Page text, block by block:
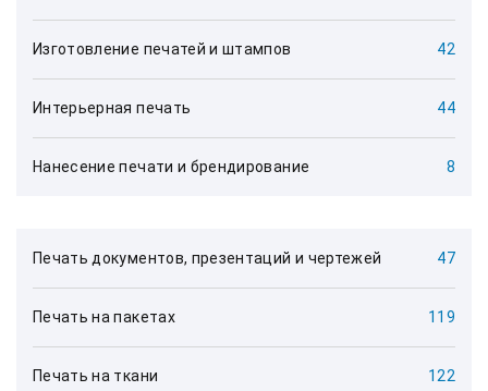
Изготовление печатей и штампов 42
Интерьерная печать 44
Нанесение печати и брендирование 8
Печать документов, презентаций и чертежей 47
Печать на пакетах 119
Печать на ткани 122